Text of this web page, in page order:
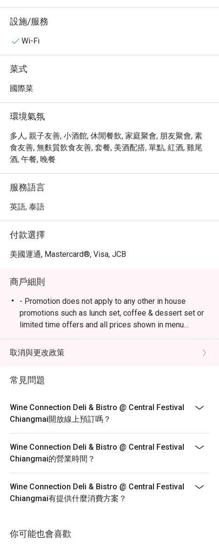
鬆抵達，這裡提供休閒高雅的用餐氛圍，無論是與朋友歡
聚，或是與家人共享美食，都是絕佳的選擇。
・ 這裡以其精緻的開胃菜、豐盛的主菜，以及種類豐富的
葡萄酒單而聞名，讓您能盡情享受美酒佳餚。網友們特別
的雞尾酒，是尋求高品質用餐體驗的在地人和遊客的首
選。
・ 透過 Eatigo 預訂 Wine Connection Deli & Bistro @
優惠，讓您的美食體驗更添價值。
設施/服務
Wi-Fi
菜式
國際菜
環境氣氛
多人, 親子友善, 小酒館, 休閒餐飲, 家庭聚會, 朋友聚會, 素
食友善, 無麩質飲食友善, 套餐, 美酒配搭, 單點, 紅酒, 雞尾
酒, 午餐, 晚餐
服務語言
英語, 泰語
付款選擇
美國運通, Mastercard®, Visa, JCB
商戶細則
- Promotion does not apply to any other in house
promotions such as lunch set, coffee & dessert set or
limited time offers and all prices shown in menu
include 7% VAT & are exclusive to 10% Service Charge.
取消與更改政策
常見問題
Wine Connection Deli & Bistro @ Central Festival
Chiangmai開放線上預訂嗎？
Wine Connection Deli & Bistro @ Central Festival
Chiangmai的營業時間？
Wine Connection Deli & Bistro @ Central Festival
Chiangmai有提供什麼消費方案？
你可能也會喜歡